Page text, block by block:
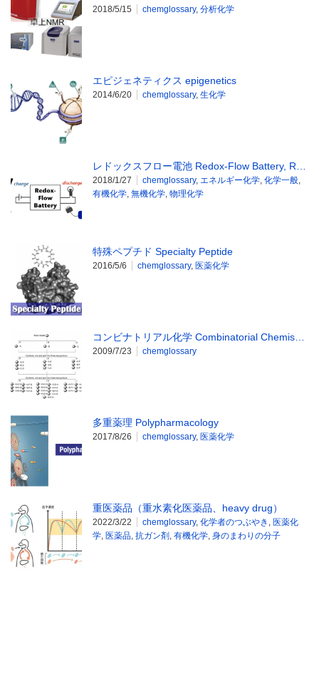
2018/5/15 chemglossary, 分析化学
エピジェネティクス epigenetics
2014/6/20 chemglossary, 生化学
レドックスフロー電池 Redox-Flow Battery, R…
2018/1/27 chemglossary, エネルギー化学, 化学一般,
有機化学, 無機化学, 物理化学
特殊ペプチド Specialty Peptide
2016/5/6 chemglossary, 医薬化学
コンビナトリアル化学 Combinatorial Chemis…
2009/7/23 chemglossary
多重薬理 Polypharmacology
2017/8/26 chemglossary, 医薬化学
重医薬品（重水素化医薬品、heavy drug）
2022/3/22 chemglossary, 化学者のつぶやき , 医薬化
学, 医薬品, 抗ガン剤 , 有機化学, 身のまわりの分子